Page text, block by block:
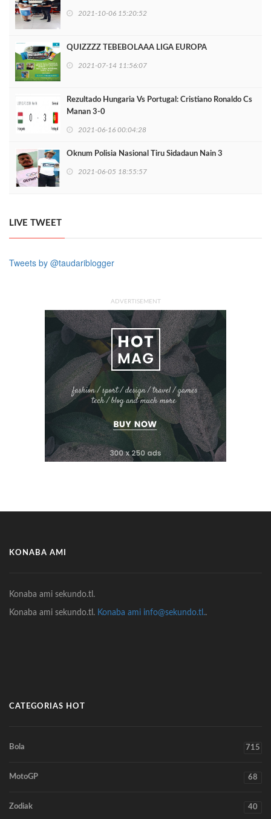
2021-10-06 15:20:52
QUIZZZZ TEBEBOLAAA LIGA EUROPA
2021-07-14 11:56:07
Rezultado Hungaria Vs Portugal: Cristiano Ronaldo Cs
Manan 3-0
2021-06-16 00:04:28
Oknum Polisia Nasional Tiru Sidadaun Nain 3
2021-06-05 18:55:57
LIVE TWEET
Tweets by @taudariblogger
ADVERTISEMENT
KONABA AMI
Konaba ami sekundo.tl.
Konaba ami sekundo.tl. Konaba ami info@sekundo.tl..
CATEGORIAS HOT
Bola 715
MotoGP 68
Zodiak 40